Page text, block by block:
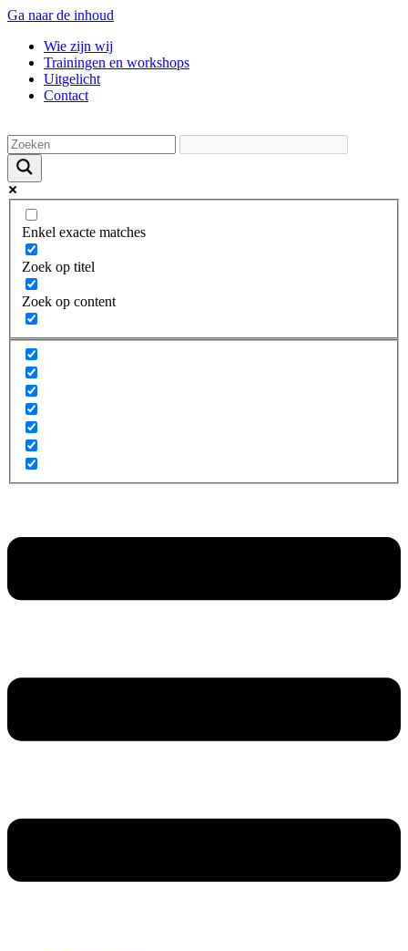
Ga naar de inhoud
Wie zijn wij
Trainingen en workshops
Uitgelicht
Contact
Enkel exacte matches
Zoek op titel
Zoek op content